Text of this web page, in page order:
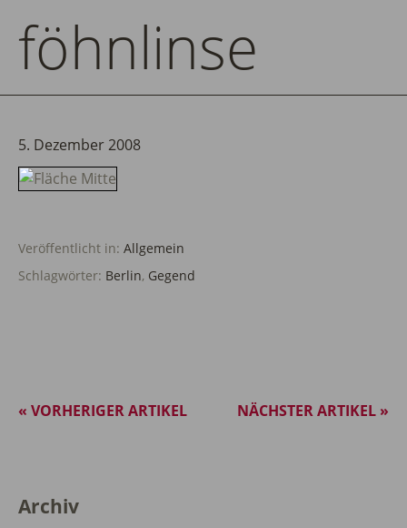
föhnlinse
5. Dezember 2008
Veröffentlicht in: Allgemein
Schlagwörter: Berlin, Gegend
NÄCHSTER ARTIKEL »
« VORHERIGER ARTIKEL
Archiv